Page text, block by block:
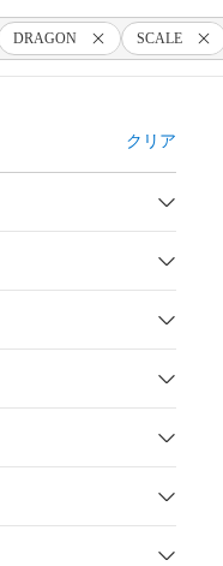
DRAGON SCALE
クリア